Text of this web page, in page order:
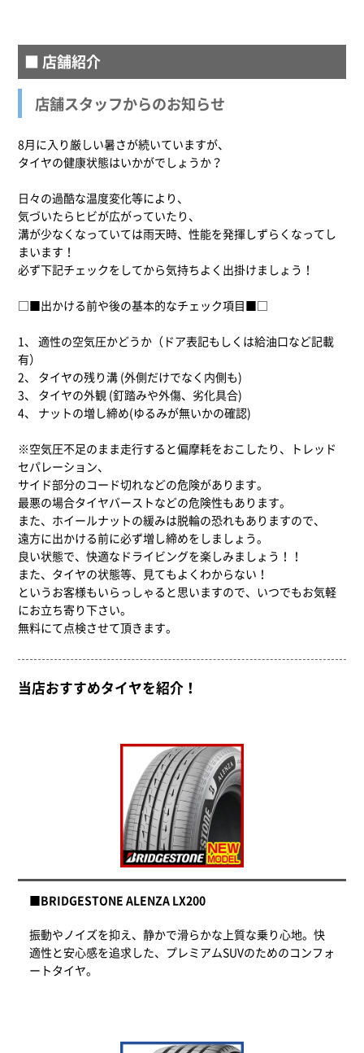
■ 店舗紹介
店舗スタッフからのお知らせ
8月に入り厳しい暑さが続いていますが、
タイヤの健康状態はいかがでしょうか？
日々の過酷な温度変化等により、
気づいたらヒビが広がっていたり、
溝が少なくなっていては雨天時、性能を発揮しずらくなってし
まいます！
必ず下記チェックをしてから気持ちよく出掛けましょう！
□■出かける前や後の基本的なチェック項目■□
1、 適性の空気圧かどうか（ドア表記もしくは給油口など記載
有）
2、 タイヤの残り溝 (外側だけでなく内側も)
3、 タイヤの外観 (釘踏みや外傷、劣化具合)
4、 ナットの増し締め(ゆるみが無いかの確認)
※空気圧不足のまま走行すると偏摩耗をおこしたり、トレッド
セパレーション、
サイド部分のコード切れなどの危険があります。
最悪の場合タイヤバーストなどの危険性もあります。
また、ホイールナットの緩みは脱輪の恐れもありますので、
遠方に出かける前に必ず増し締めをしましょう。
良い状態で、快適なドライビングを楽しみましょう！！
また、タイヤの状態等、見てもよくわからない！
というお客様もいらっしゃると思いますので、いつでもお気軽
にお立ち寄り下さい。
無料にて点検させて頂きます。
当店おすすめタイヤを紹介！
■BRIDGESTONE ALENZA LX200
振動やノイズを抑え、静かで滑らかな上質な乗り心地。快
適性と安心感を追求した、プレミアムSUVのためのコンフォ
ートタイヤ。